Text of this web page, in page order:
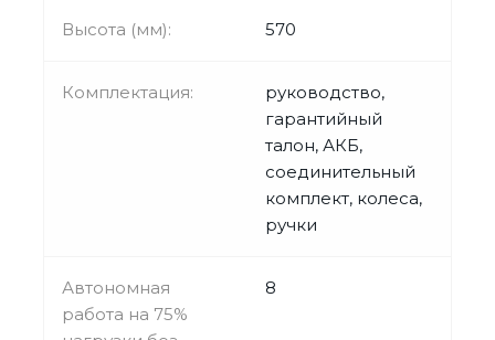
Высота (мм): 570
Комплектация:
руководство,
гарантийный
талон, АКБ,
соединительный
комплект, колеса,
ручки
Автономная
работа на 75%
8